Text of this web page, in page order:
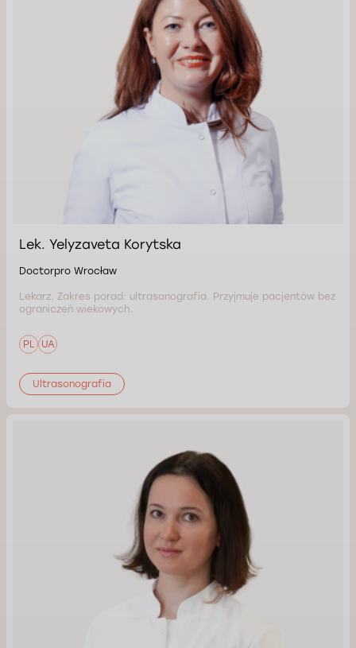
Lek. Yelyzaveta Korytska
Doctorpro Wrocław
Lekarz. Zakres porad: ultrasonografia. Przyjmuje pacjentów bez
ograniczeń wiekowych.
PL UA
Ultrasonografia